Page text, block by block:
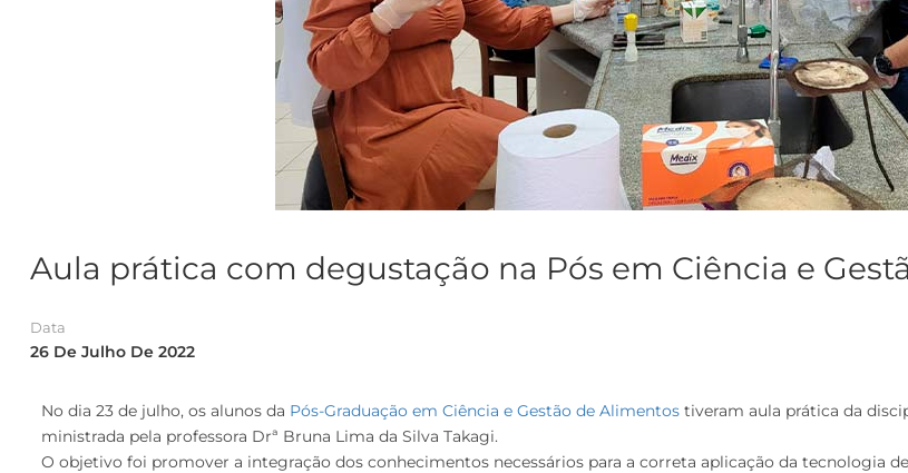
Aula prática com degustação na Pós em Ciência e
Data
26 De Julho De 2022
No dia 23 de julho, os alunos da Pós-Graduação em Ciência e Gestão de Alimentos tiveram aula prática da
ministrada pela professora Drª Bruna Lima da Silva Takagi.
O objetivo foi promover a integração dos conhecimentos necessários para a correta aplicação da tecnologia